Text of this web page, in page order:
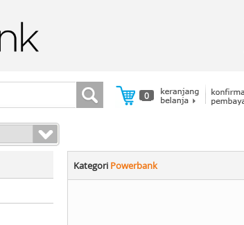
0
Kategori Powerbank